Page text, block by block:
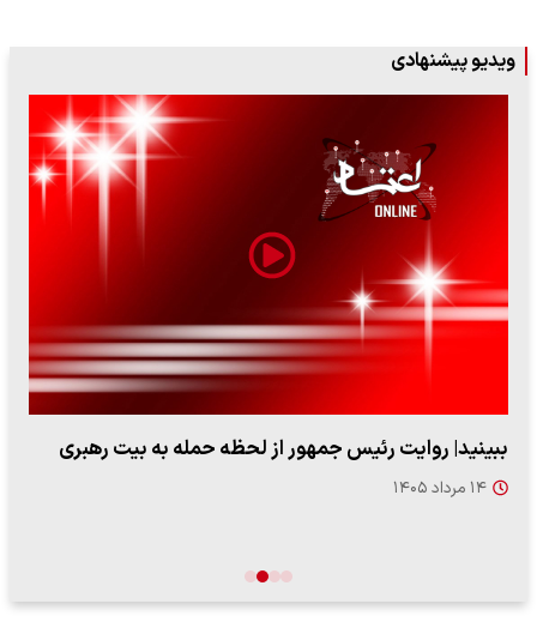
ویدیو پیشنهادی
ببینید| روایت رئیس جمهور از لحظه حمله به بیت رهبری
۱۴ مرداد ۱۴۰۵